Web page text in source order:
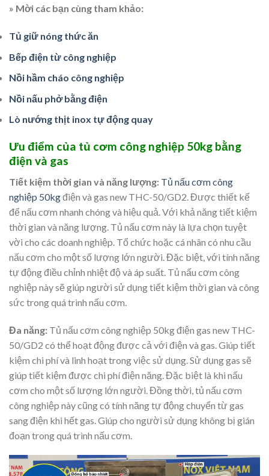
» Mời các bạn cùng tham khảo:
Tủ giữ nóng thức ăn
Bếp điện từ công nghiệp
Nồi hầm cháo công nghiệp
Nồi nấu phở bằng điện
Lò nướng thịt inox tự động quay
Ưu điểm của tủ cơm công nghiệp 50kg bằng
điện và gas
Tiết kiệm thời gian và năng lượng: Tủ nấu cơm công
nghiệp 50kgđiện và gas new THC-50/GD2. Được thiết kế
để nấu cơm nhanh chóng và hiệu quả. Với khả năng tiết kiệm
thời gian và năng lượng. Tủ nấu cơm này là lựa chọn tuyệt
vời cho các doanh nghiệp. Tổ chức hoặc cá nhân có nhu cầu
nấu cơm cho một số lượng lớn người. Đặc biệt, với tính năng
tự động điều chỉnh nhiệt độ và áp suất. Tủ nấu cơm công
nghiệp này sẽ giúp người sử dụng tiết kiệm thời gian và công
sức trong quá trình nấu cơm.
Đa năng: Tủ nấu cơm công nghiệp 50kg điện gas new THC-
50/GD2 có thể hoạt động được cả với điện và gas. Giúp tiết
kiệm chi phí và linh hoạt trong việc sử dụng. Sử dụng gas sẽ
giúp tiết kiệm được chi phí điện năng. Đặc biệt là khi nấu
cơm cho một số lượng lớn người. Đồng thời, tủ nấu cơm
công nghiệp này cũng có tính năng tự động chuyển từ gas
sang điện khi hết gas. Giúp cho người sử dụng không bị gián
đoạn trong quá trình nấu cơm.